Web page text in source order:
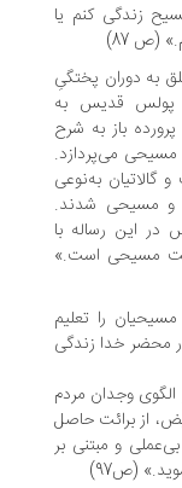
کنم یا
پختگیِ
قدیس به
باز به شرح
می­‌پردازد.
به‌­نوعی
شدند.
رساله با
است.»
را تعلیم
زندگی
مردم
حاصل
و مبتنی بر